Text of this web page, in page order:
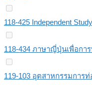
118-425 Independent
118-434 ภาษาญี่ปุ่นเพื่อกา
119-103 อุตสาหกรรมการท่